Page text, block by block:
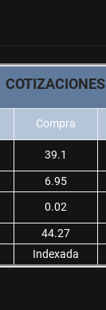
COTIZACIONES
Compra
39.1
6.95
0.02
44.27
Indexada